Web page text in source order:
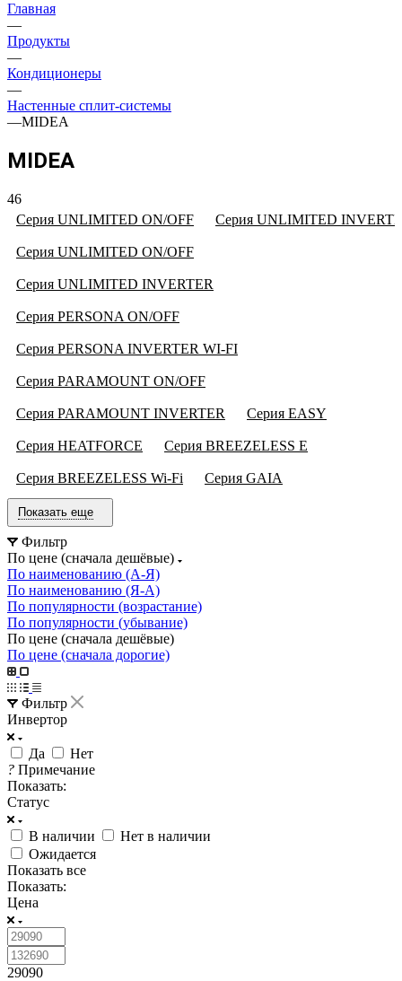
Главная
—
Продукты
—
Кондиционеры
—
Настенные сплит-системы
—MIDEA
MIDEA
46
Серия UNLIMITED ON/OFF
Серия UNLIMITED
Серия UNLIMITED ON/OFF
Серия UNLIMITED INVERTER
Серия PERSONA ON/OFF
Серия PERSONA INVERTER WI-FI
Серия PARAMOUNT ON/OFF
Серия PARAMOUNT INVERTER Серия EASY
Серия HEATFORCE Серия BREEZELESS E
Серия BREEZELESS Wi-Fi Серия GAIA
Показать еще
Фильтр
По цене (сначала дешёвые)
По наименованию (А-Я)
По наименованию (Я-А)
По популярности (возрастание)
По популярности (убывание)
По цене (сначала дешёвые)
По цене (сначала дорогие)
Фильтр
Инвертор
Да
Нет
? Примечание
Показать:
Статус
В наличии
Нет в наличии
Ожидается
Показать все
Показать:
Цена
29090